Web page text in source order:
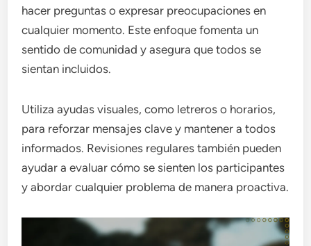
hacer preguntas o expresar preocupaciones en
cualquier momento. Este enfoque fomenta un
sentido de comunidad y asegura que todos se
sientan incluidos.
Utiliza ayudas visuales, como letreros o horarios,
para reforzar mensajes clave y mantener a todos
informados. Revisiones regulares también pueden
ayudar a evaluar cómo se sienten los participantes
y abordar cualquier problema de manera proactiva.